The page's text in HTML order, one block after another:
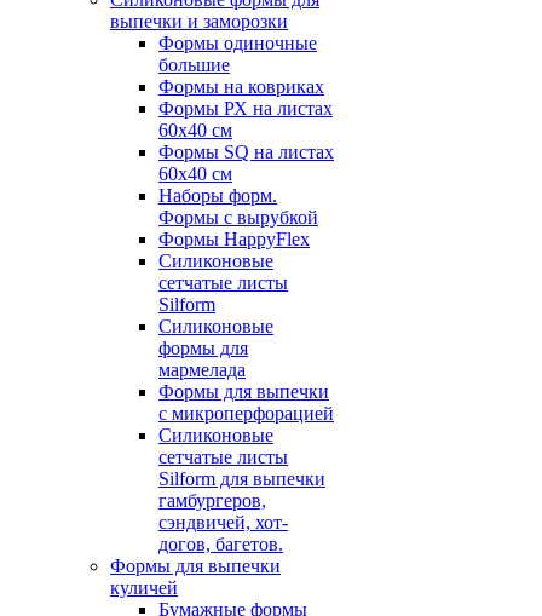
выпечки и заморозки
Формы одиночные
большие
Формы на ковриках
Формы РХ на листах
60х40 см
Формы SQ на листах
60х40 см
Наборы форм.
Формы с вырубкой
Формы HappyFlex
Силиконовые
сетчатые листы
Silform
Силиконовые
формы для
мармелада
Формы для выпечки
с микроперфорацией
Силиконовые
сетчатые листы
Silform для выпечки
гамбургеров,
сэндвичей, хот-
догов, багетов.
Формы для выпечки
куличей
Бумажные формы